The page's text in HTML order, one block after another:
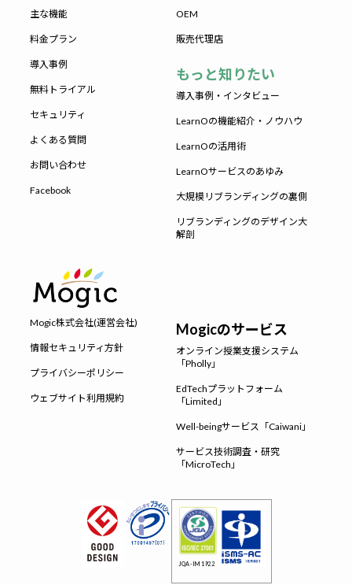
主な機能
料金プラン
導入事例
無料トライアル
セキュリティ
よくある質問
お問い合わせ
Facebook
OEM
販売代理店
もっと知りたい
導入事例・インタビュー
LearnOの機能紹介・ノウハウ
LearnOの活用術
LearnOサービスのあゆみ
大規模リブランディングの裏側
リブランディングのデザイン大
解剖
Mogic株式会社(運営会社)
情報セキュリティ方針
プライバシーポリシー
ウェブサイト利用規約
Mogicのサービス
オンライン授業支援システム
「Pholly」
EdTechプラットフォーム
「Limited」
Well-beingサービス「Caiwani」
サービス技術調査・研究
「MicroTech」
JQA-IM1922